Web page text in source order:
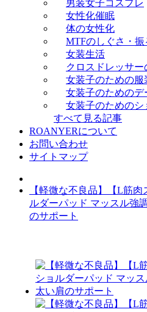
男装女子コスプレ
女性化催眠
体の女性化
MTFのしぐさ・振
女装生活
クロスドレッサー
女装子のための服
女装子のためのデ
女装子のためのシ
すべて見る記事
ROANYERについて
お問い合わせ
サイトマップ
【軽微な不良品】【L筋
ルダーパッド マッスル強
のサポート